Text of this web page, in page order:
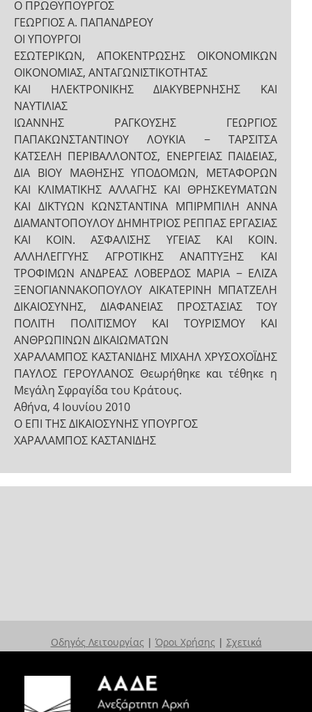
Ο ΠΡΩΘΥΠΟΥΡΓΟΣ
ΓΕΩΡΓΙΟΣ Α. ΠΑΠΑΝΔΡΕΟΥ
ΟΙ ΥΠΟΥΡΓΟΙ
ΕΣΩΤΕΡΙΚΩΝ, ΑΠΟΚΕΝΤΡΩΣΗΣ ΟΙΚΟΝΟΜΙΚΩΝ
ΟΙΚΟΝΟΜΙΑΣ, ΑΝΤΑΓΩΝΙΣΤΙΚΟΤΗΤΑΣ
ΚΑΙ ΗΛΕΚΤΡΟΝΙΚΗΣ ΔΙΑΚΥΒΕΡΝΗΣΗΣ ΚΑΙ
ΝΑΥΤΙΛΙΑΣ
ΙΩΑΝΝΗΣ ΡΑΓΚΟΥΣΗΣ ΓΕΩΡΓΙΟΣ
ΠΑΠΑΚΩΝΣΤΑΝΤΙΝΟΥ ΛΟΥΚΙΑ − ΤΑΡΣΙΤΣΑ
ΚΑΤΣΕΛΗ ΠΕΡΙΒΑΛΛΟΝΤΟΣ, ΕΝΕΡΓΕΙΑΣ ΠΑΙΔΕΙΑΣ,
ΔΙΑ ΒΙΟΥ ΜΑΘΗΣΗΣ ΥΠΟΔΟΜΩΝ, ΜΕΤΑΦΟΡΩΝ
ΚΑΙ ΚΛΙΜΑΤΙΚΗΣ ΑΛΛΑΓΗΣ ΚΑΙ ΘΡΗΣΚΕΥΜΑΤΩΝ
ΚΑΙ ΔΙΚΤΥΩΝ ΚΩΝΣΤΑΝΤΙΝΑ ΜΠΙΡΜΠΙΛΗ ΑΝΝΑ
ΔΙΑΜΑΝΤΟΠΟΥΛΟΥ ΔΗΜΗΤΡΙΟΣ ΡΕΠΠΑΣ ΕΡΓΑΣΙΑΣ
ΚΑΙ ΚΟΙΝ. ΑΣΦΑΛΙΣΗΣ ΥΓΕΙΑΣ ΚΑΙ ΚΟΙΝ.
ΑΛΛΗΛΕΓΓΥΗΣ ΑΓΡΟΤΙΚΗΣ ΑΝΑΠΤΥΞΗΣ ΚΑΙ
ΤΡΟΦΙΜΩΝ ΑΝΔΡΕΑΣ ΛΟΒΕΡΔΟΣ ΜΑΡΙΑ − ΕΛΙΖΑ
ΞΕΝΟΓΙΑΝΝΑΚΟΠΟΥΛΟΥ ΑΙΚΑΤΕΡΙΝΗ ΜΠΑΤΖΕΛΗ
ΔΙΚΑΙΟΣΥΝΗΣ, ΔΙΑΦΑΝΕΙΑΣ ΠΡΟΣΤΑΣΙΑΣ ΤΟΥ
ΠΟΛΙΤΗ ΠΟΛΙΤΙΣΜΟΥ ΚΑΙ ΤΟΥΡΙΣΜΟΥ ΚΑΙ
ΑΝΘΡΩΠΙΝΩΝ ΔΙΚΑΙΩΜΑΤΩΝ
ΧΑΡΑΛΑΜΠΟΣ ΚΑΣΤΑΝΙΔΗΣ ΜΙΧΑΗΛ ΧΡΥΣΟΧΟΪΔΗΣ
ΠΑΥΛΟΣ ΓΕΡΟΥΛΑΝΟΣ Θεωρήθηκε και τέθηκε η
Μεγάλη Σφραγίδα του Κράτους.
Αθήνα, 4 Ιουνίου 2010
Ο ΕΠΙ ΤΗΣ ΔΙΚΑΙΟΣΥΝΗΣ ΥΠΟΥΡΓΟΣ
ΧΑΡΑΛΑΜΠΟΣ ΚΑΣΤΑΝΙΔΗΣ
Οδηγός Λειτουργίας | Όροι Χρήσης | Σχετικά